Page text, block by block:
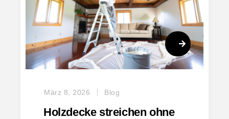
März 8, 2026 Blog
Holzdecke streichen ohne